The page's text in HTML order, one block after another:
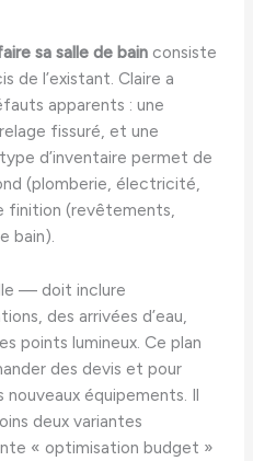
sa salle de bain consiste
de l’existant. Claire a
apparents : une
fissuré, et une
d’inventaire permet de
(plomberie, électricité,
finition (revêtements,
bain).
— doit inclure
des arrivées d’eau,
points lumineux. Ce plan
des devis et pour
équipements. Il
deux variantes
« optimisation budget »